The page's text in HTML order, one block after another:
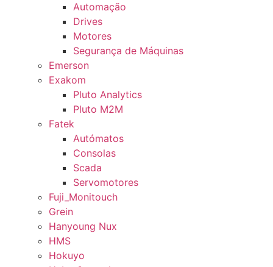
Automação
Drives
Motores
Segurança de Máquinas
Emerson
Exakom
Pluto Analytics
Pluto M2M
Fatek
Autómatos
Consolas
Scada
Servomotores
Fuji_Monitouch
Grein
Hanyoung Nux
HMS
Hokuyo